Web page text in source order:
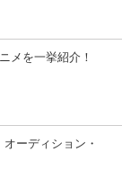
メを一挙紹介！
ーディション・